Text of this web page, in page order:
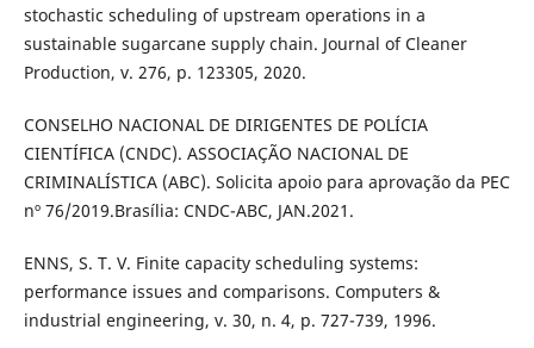
stochastic scheduling of upstream operations in a
sustainable sugarcane supply chain. Journal of Cleaner
Production, v. 276, p. 123305, 2020.
CONSELHO NACIONAL DE DIRIGENTES DE POLÍCIA
CIENTÍFICA (CNDC). ASSOCIAÇÃO NACIONAL DE
CRIMINALÍSTICA (ABC). Solicita apoio para aprovação da PEC
nº 76/2019.Brasília: CNDC-ABC, JAN.2021.
ENNS, S. T. V. Finite capacity scheduling systems:
performance issues and comparisons. Computers &
industrial engineering, v. 30, n. 4, p. 727-739, 1996.